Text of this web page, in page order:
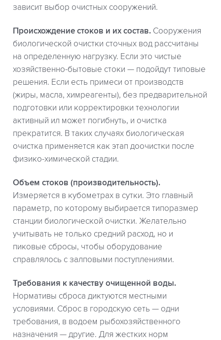
зависит выбор очистных сооружений.
Происхождение стоков и их состав. Сооружения
биологической очистки сточных вод рассчитаны
на определенную нагрузку. Если это чистые
хозяйственно-бытовые стоки — подойдут типовые
решения. Если есть примеси от производств
(жиры, масла, химреагенты), без предварительной
подготовки или корректировки технологии
активный ил может погибнуть, и очистка
прекратится. В таких случаях биологическая
очистка применяется как этап доочистки после
физико-химической стадии.
Объем стоков (производительность).
Измеряется в кубометрах в сутки. Это главный
параметр, по которому выбирается типоразмер
станции биологической очистки. Желательно
учитывать не только средний расход, но и
пиковые сбросы, чтобы оборудование
справлялось с залповыми поступлениями.
Требования к качеству очищенной воды.
Нормативы сброса диктуются местными
условиями. Сброс в городскую сеть — одни
требования, в водоем рыбохозяйственного
назначения — другие. Для жестких норм